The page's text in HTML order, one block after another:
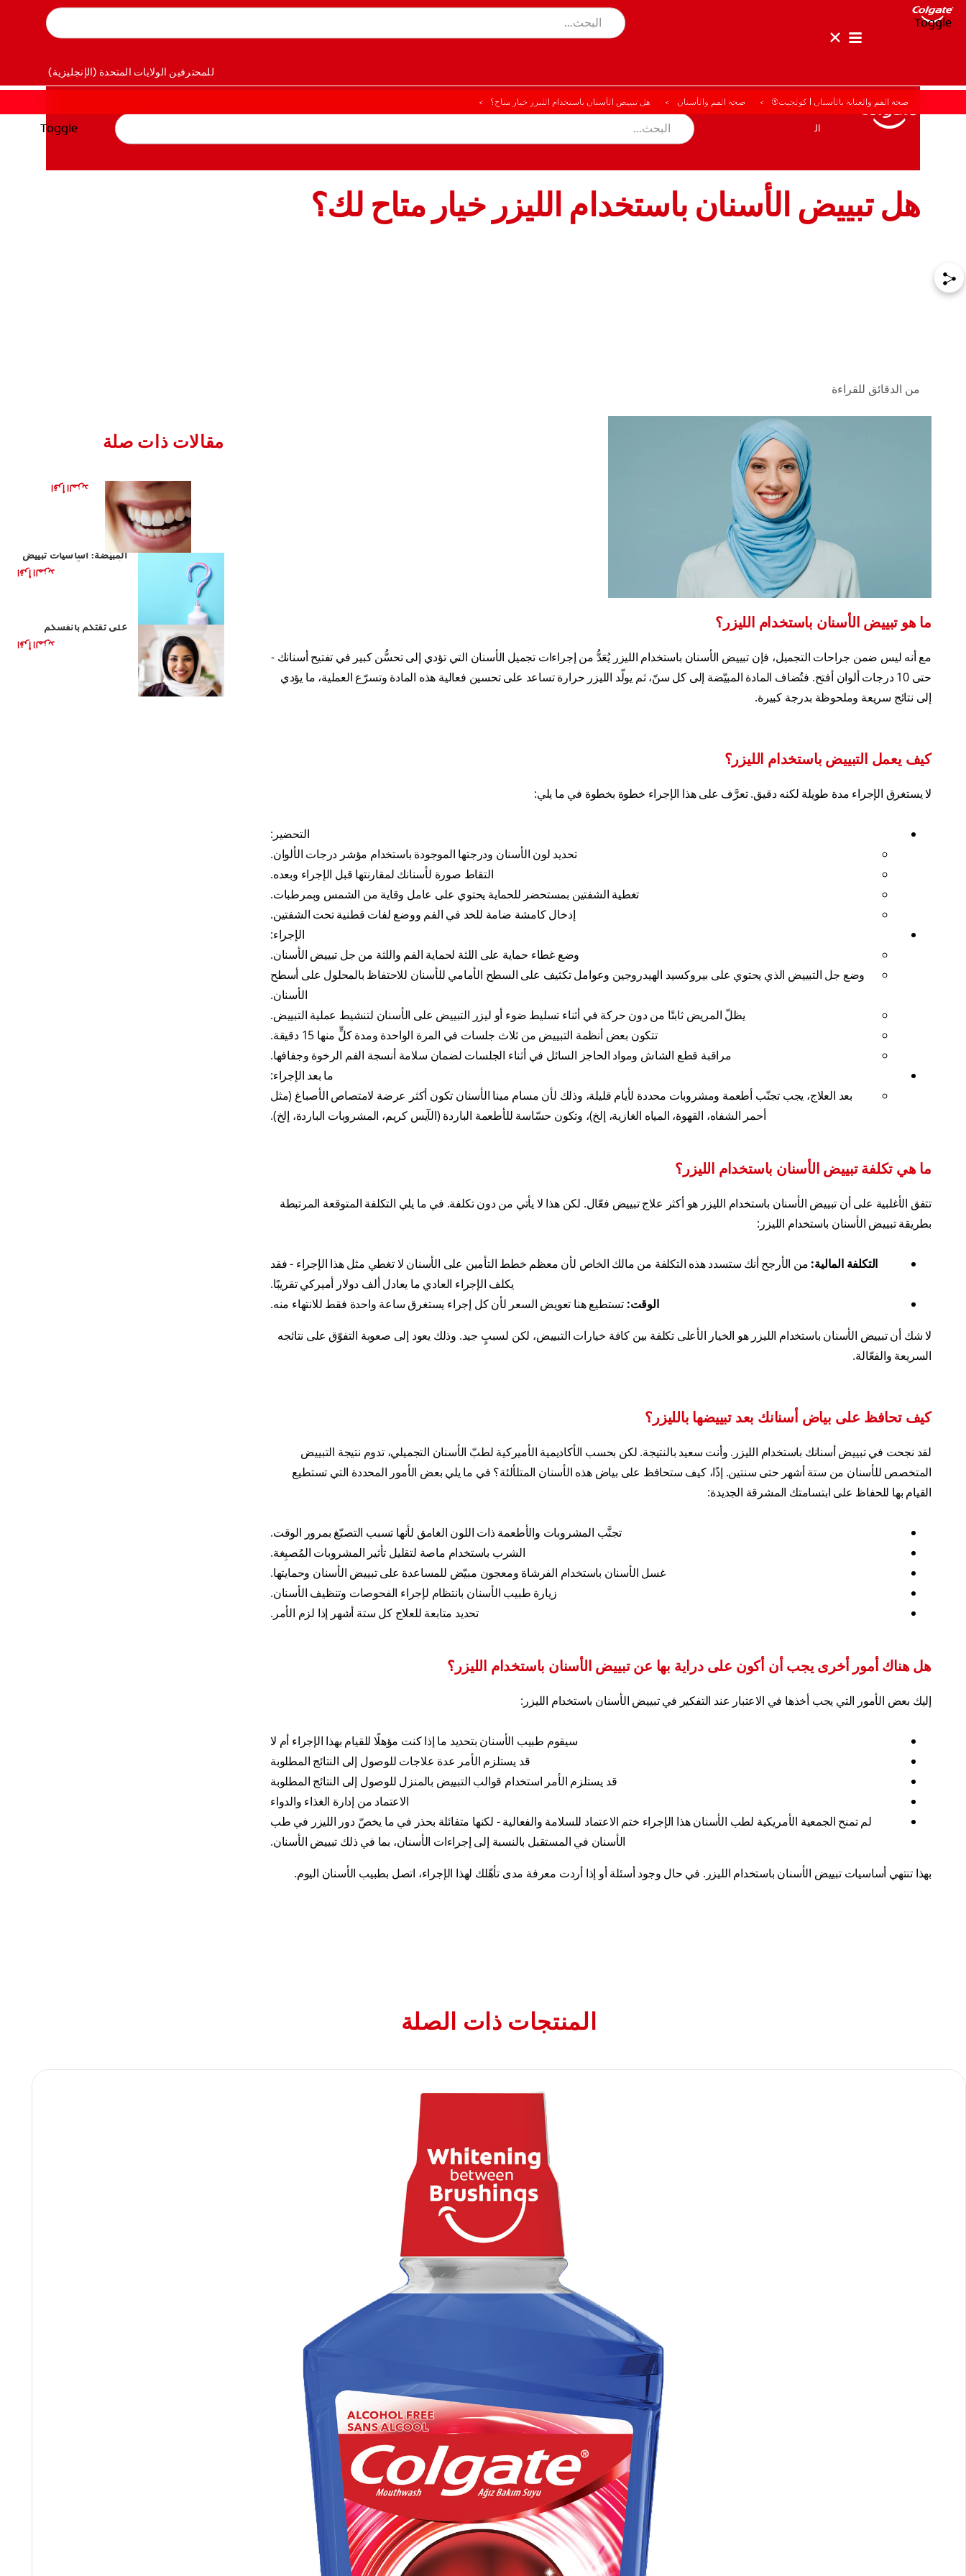
Toggle
المنتجات صحة الفم والأسنان المهمة
للمحترفين الولايات المتحدة (الإنجليزية)
للمحترفين الولايات المتحدة (الإنجليزية)
المنتجات المهمة Toggle
صحة الفم والعناية بالأسنان | كولجيت® صحة الفم والأسنان هل تبييض الأسنان باستخدام الليزر خيار متاح؟
هل تبييض الأسنان باستخدام الليزر خيار متاح لك؟
من الدقائق للقراءة
ما هو تبييض الأسنان باستخدام الليزر؟
مع أنه ليس ضمن جراحات التجميل، فإن تبييض الأسنان باستخدام الليزر يُعَدُّ من إجراءات تجميل الأسنان التي تؤدي إلى تحسُّن كبير في تفتيح أسنانك -
حتى 10 درجات ألوان أفتح. فتُضاف المادة المبيّضة إلى كل سنّ، ثم يولّد الليزر حرارة تساعد على تحسين فعالية هذه المادة وتسرّع العملية، ما يؤدي
إلى نتائج سريعة وملحوظة بدرجة كبيرة.
كيف يعمل التبييض باستخدام الليزر؟
لا يستغرق الإجراء مدة طويلة لكنه دقيق. تعرَّف على هذا الإجراء خطوة بخطوة في ما يلي:
التحضير:
تحديد لون الأسنان ودرجتها الموجودة باستخدام مؤشر درجات الألوان.
التقاط صورة لأسنانك لمقارنتها قبل الإجراء وبعده.
تغطية الشفتين بمستحضر للحماية يحتوي على عامل وقاية من الشمس وبمرطبات.
إدخال كامشة ضامة للخد في الفم ووضع لفات قطنية تحت الشفتين.
الإجراء:
وضع غطاء حماية على اللثة لحماية الفم واللثة من جل تبييض الأسنان.
وضع جل التبييض الذي يحتوي على بيروكسيد الهيدروجين وعوامل تكثيف على السطح الأمامي للأسنان للاحتفاظ بالمحلول على أسطح
الأسنان.
يظلّ المريض ثابتًا من دون حركة في أثناء تسليط ضوء أو ليزر التبييض على الأسنان لتنشيط عملية التبييض.
تتكون بعض أنظمة التبييض من ثلاث جلسات في المرة الواحدة ومدة كلٍّ منها 15 دقيقة.
مراقبة قطع الشاش ومواد الحاجز السائل في أثناء الجلسات لضمان سلامة أنسجة الفم الرخوة وجفافها.
ما بعد الإجراء:
بعد العلاج، يجب تجنّب أطعمة ومشروبات محددة لأيام قليلة، وذلك لأن مسام مينا الأسنان تكون أكثر عرضة لامتصاص الأصباغ (مثل
أحمر الشفاه، القهوة، المياه الغازية، إلخ)، وتكون حسّاسة للأطعمة الباردة (الآيس كريم، المشروبات الباردة، إلخ).
ما هي تكلفة تبييض الأسنان باستخدام الليزر؟
تتفق الأغلبية على أن تبييض الأسنان باستخدام الليزر هو أكثر علاج تبييض فعّال. لكن هذا لا يأتي من دون تكلفة. في ما يلي التكلفة المتوقعة المرتبطة
بطريقة تبييض الأسنان باستخدام الليزر:
التكلفة المالية: من الأرجح أنك ستسدد هذه التكلفة من مالك الخاص لأن معظم خطط التأمين على الأسنان لا تغطي مثل هذا الإجراء - فقد
يكلف الإجراء العادي ما يعادل ألف دولار أميركي تقريبًا.
الوقت: تستطيع هنا تعويض السعر لأن كل إجراء يستغرق ساعة واحدة فقط للانتهاء منه.
لا شك أن تبييض الأسنان باستخدام الليزر هو الخيار الأعلى تكلفة بين كافة خيارات التبييض، لكن لسببٍ جيد. وذلك يعود إلى صعوبة التفوّق على نتائجه
السريعة والفعّالة.
كيف تحافظ على بياض أسنانك بعد تبييضها بالليزر؟
لقد نجحت في تبييض أسنانك باستخدام الليزر. وأنت سعيد بالنتيجة. لكن بحسب الأكاديمية الأميركية لطبّ الأسنان التجميلي، تدوم نتيجة التبييض
المتخصص للأسنان من ستة أشهر حتى سنتين. إذًا، كيف ستحافظ على بياض هذه الأسنان المتلألئة؟ في ما يلي بعض الأمور المحددة التي تستطيع
القيام بها للحفاظ على ابتسامتك المشرقة الجديدة:
تجنَّب المشروبات والأطعمة ذات اللون الغامق لأنها تسبب التصبّغ بمرور الوقت.
الشرب باستخدام ماصة لتقليل تأثير المشروبات المُصبِغة.
غسل الأسنان باستخدام الفرشاة ومعجون مبيّض للمساعدة على تبييض الأسنان وحمايتها.
زيارة طبيب الأسنان بانتظام لإجراء الفحوصات وتنظيف الأسنان.
تحديد متابعة للعلاج كل ستة أشهر إذا لزم الأمر.
هل هناك أمور أخرى يجب أن أكون على دراية بها عن تبييض الأسنان باستخدام الليزر؟
إليك بعض الأمور التي يجب أخذها في الاعتبار عند التفكير في تبييض الأسنان باستخدام الليزر:
سيقوم طبيب الأسنان بتحديد ما إذا كنت مؤهلًا للقيام بهذا الإجراء أم لا
قد يستلزم الأمر عدة علاجات للوصول إلى النتائج المطلوبة
قد يستلزم الأمر استخدام قوالب التبييض بالمنزل للوصول إلى النتائج المطلوبة
الاعتماد من إدارة الغذاء والدواء
لم تمنح الجمعية الأمريكية لطب الأسنان هذا الإجراء ختم الاعتماد للسلامة والفعالية - لكنها متفائلة بحذر في ما يخصّ دور الليزر في طب
الأسنان في المستقبل بالنسبة إلى إجراءات الأسنان، بما في ذلك تبييض الأسنان.
بهذا تنتهي أساسيات تبييض الأسنان باستخدام الليزر. في حال وجود أسئلة أو إذا أردت معرفة مدى تأهّلك لهذا الإجراء، اتصل بطبيب الأسنان اليوم.
مقالات ذات صلة
اقرأ المزيد
أساسيات معاجين الأسنان
المبيّضة: أساسيات تبييض
اقرأ المزيد
على ثقتكم بأنفسكم
اقرأ المزيد
المنتجات ذات الصلة